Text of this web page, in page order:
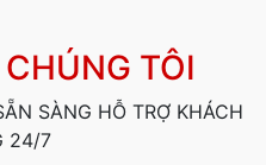
TÔI
SÀNG HỖ TRỢ KHÁCH
24/7